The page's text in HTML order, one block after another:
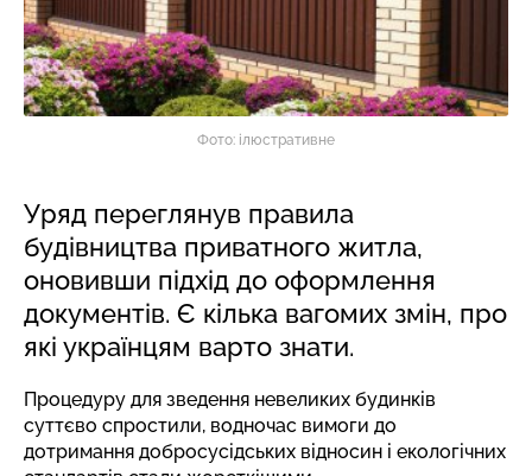
Фото: ілюстративне
Уряд переглянув правила
будівництва приватного житла,
оновивши підхід до оформлення
документів. Є кілька вагомих змін, про
які українцям варто знати.
Процедуру для зведення невеликих будинків
суттєво спростили, водночас вимоги до
дотримання добросусідських відносин і екологічних